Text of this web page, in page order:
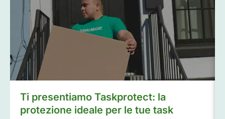
Ti presentiamo Taskprotect: la
protezione ideale per le tue task